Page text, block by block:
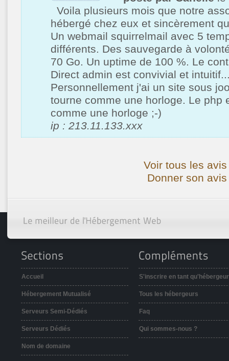
Voila plusieurs mois que notre
hébergé chez eux et sincèrement
Un webmail squirrelmail avec 5
différents. Des sauvegarde à
70 Go. Un uptime de 100 %. Le
Direct admin est convivial et
Personnellement j'ai un site sous
tourne comme une horloge. Le php
comme une horloge ;-)
ip : 213.11.133.xxx
Voir tous les
Donner son
Accueil
Hébergement Mutualisé
Serveurs Semi-Dédiés
Serveurs Dédiés
Nom de domaine
S'inscrire en tant qu'hébergeur
Tous les hébergeurs
Faq
Qui sommes-nous ?